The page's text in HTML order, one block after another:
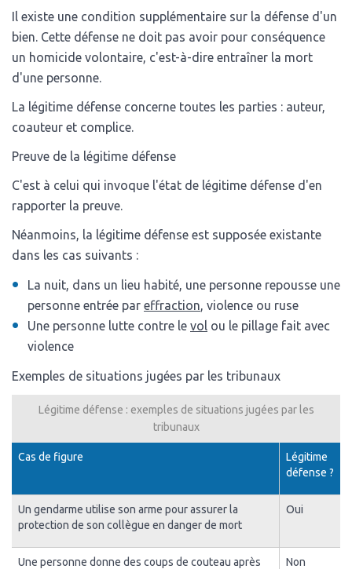
Il existe une condition supplémentaire sur la défense d'un
bien. Cette défense ne doit pas avoir pour conséquence
un homicide volontaire, c'est-à-dire entraîner la mort
d'une personne.
La légitime défense concerne toutes les parties : auteur,
coauteur et complice.
Preuve de la légitime défense
C'est à celui qui invoque l'état de légitime défense d'en
rapporter la preuve.
Néanmoins, la légitime défense est supposée existante
dans les cas suivants :
La nuit, dans un lieu habité, une personne repousse une
personne entrée par effraction, violence ou ruse
Une personne lutte contre le vol ou le pillage fait avec
violence
Exemples de situations jugées par les tribunaux
Légitime défense : exemples de situations jugées par les
tribunaux
Cas de figure
Légitime
défense ?
Un gendarme utilise son arme pour assurer la
protection de son collègue en danger de mort
Oui
Une personne donne des coups de couteau après
Non